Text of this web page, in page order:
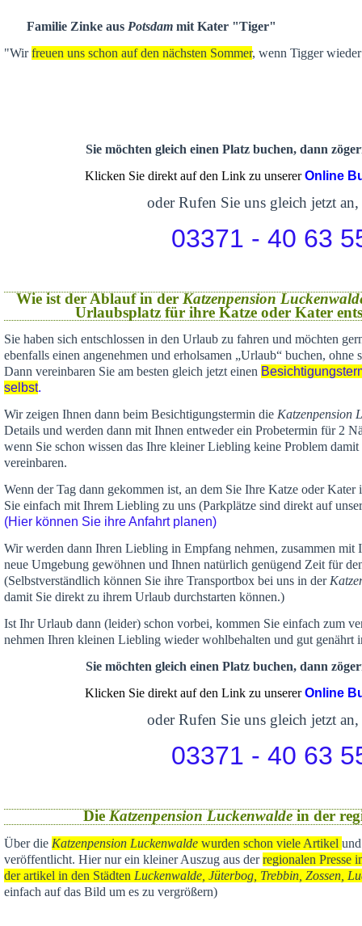
Familie Zinke aus Potsdam mit Kater "Tiger"
"Wirfreuen uns schon auf den nächsten Sommer, wenn Tigger
Sie möchten gleich einen Platz buchen, dann
Klicken Sie direkt auf den Link zu unsererOnline
oder Rufen Sie uns gleich jetzt an,
03371 - 40 63
Wie ist der Ablauf in der Katzenpension
Urlaubsplatz für ihre Katze oder Kater
Sie haben sich entschlossen in den Urlaub zu fahren und möchten
ebenfalls einen angenehmen und erholsamen „Urlaub“ buchen, ohne
Dann vereinbaren Sie am besten gleich jetzt einen
selbst.
Wir zeigen Ihnen dann beim Besichtigungstermin die Katzenpension
Details und werden dann mit Ihnen entweder ein Probetermin für 2
wenn Sie schon wissen das Ihre kleiner Liebling keine Problem
vereinbaren.
Wenn der Tag dann gekommen ist, an dem Sie Ihre Katze oder
Sie einfach mit Ihrem Liebling zu uns (Parkplätze sind direkt auf
(Hier können Sie ihre Anfahrt planen)
Wir werden dann Ihren Liebling in Empfang nehmen, zusammen mit
neue Umgebung gewöhnen und Ihnen natürlich genügend Zeit für
(Selbstverständlich können Sie ihre Transportbox bei uns in der
damit Sie direkt zu ihrem Urlaub durchstarten können.)
Ist Ihr Urlaub dann (leider) schon vorbei, kommen Sie einfach zum
nehmen Ihren kleinen Liebling wieder wohlbehalten und gut genährt
Sie möchten gleich einen Platz buchen, dann
Klicken Sie direkt auf den Link zu unsererOnline
oder Rufen Sie uns gleich jetzt an,
03371 - 40 63
Die Katzenpension Luckenwaldein der
Über die Katzenpension Luckenwalde wurden schon viele Artikel
veröffentlicht. Hier nur ein kleiner Auszug aus derregionalen Presse
der artikel in den Städten Luckenwalde, Jüterbog, Trebbin, Zossen,
einfach auf das Bild um es zu vergrößern)